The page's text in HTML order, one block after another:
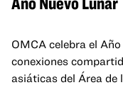
OMCA celebra el
conexiones
asiáticas del Área de